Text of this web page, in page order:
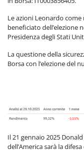
Le azioni Leonardo
beneficiato dell’elezione
Presidenza degli Stati
La questione della
Borsa con l’elezione del
Il 21 gennaio 2025
dell’America sarà la